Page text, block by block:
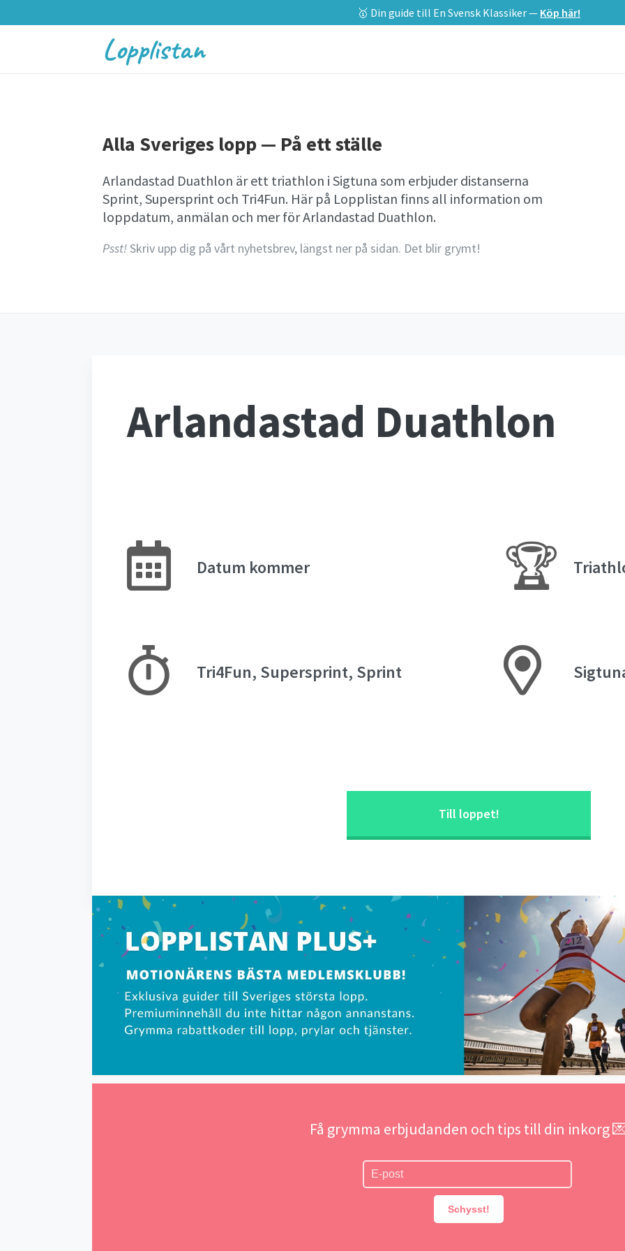
🥇 Din guide till En Svensk Klassiker — Köp här!
Lopplistan
Alla Sveriges lopp — På ett ställe
Arlandastad Duathlon är ett triathlon i Sigtuna som erbjuder distanserna
Sprint, Supersprint och Tri4Fun. Här på Lopplistan finns all information om
loppdatum, anmälan och mer för Arlandastad Duathlon.
Psst!Skriv upp dig på vårt nyhetsbrev, längst ner på sidan. Det blir grymt!
Arlandastad Duathlon
Datum kommer
Tri4Fun, Supersprint, Sprint
🏆
Till loppet!
Få grymma erbjudanden och tips till din inkorg
Schysst!